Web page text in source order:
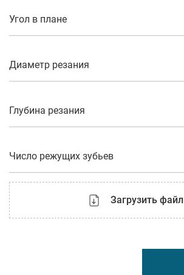
Угол в плане
Диаметр резания
Глубина резания
Число режущих зубьев
Загрузить файл